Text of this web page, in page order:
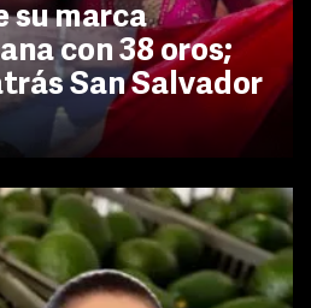
su marca
con 38 oros;
San Salvador